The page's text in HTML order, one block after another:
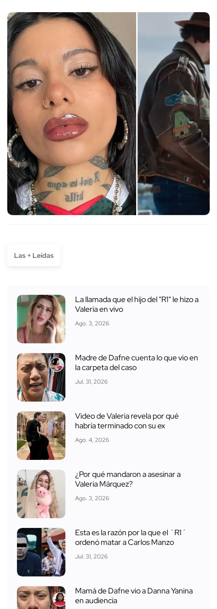
Las + Leídas
La llamada que el hijo del "R1" le hizo a
Valeria en vivo
Ago. 3, 2026
Madre de Dafne cuenta lo que vio en
la carpeta del caso
Jul. 31, 2026
Video de Valeria revela por qué
habría terminado con su ex
Ago. 4, 2026
¿Por qué mandaron a asesinar a
Valeria Márquez?
Ago. 3, 2026
Esta es la razón por la que el ´R1´
ordenó matar a Carlos Manzo
Jul. 31, 2026
Mamá de Dafne vio a Danna Yanina
en audiencia